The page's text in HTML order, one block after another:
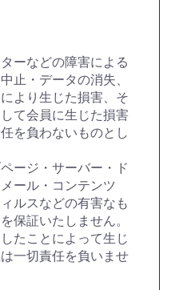
ーなどの障害による
止・データの消失、
より生じた損害、そ
て会員に生じた損害
を負わないものとし
ージ・サーバー・ド
ール・コンテンツ
ルスなどの有害なも
保証いたしません。
たことによって生じ
一切責任を負いませ